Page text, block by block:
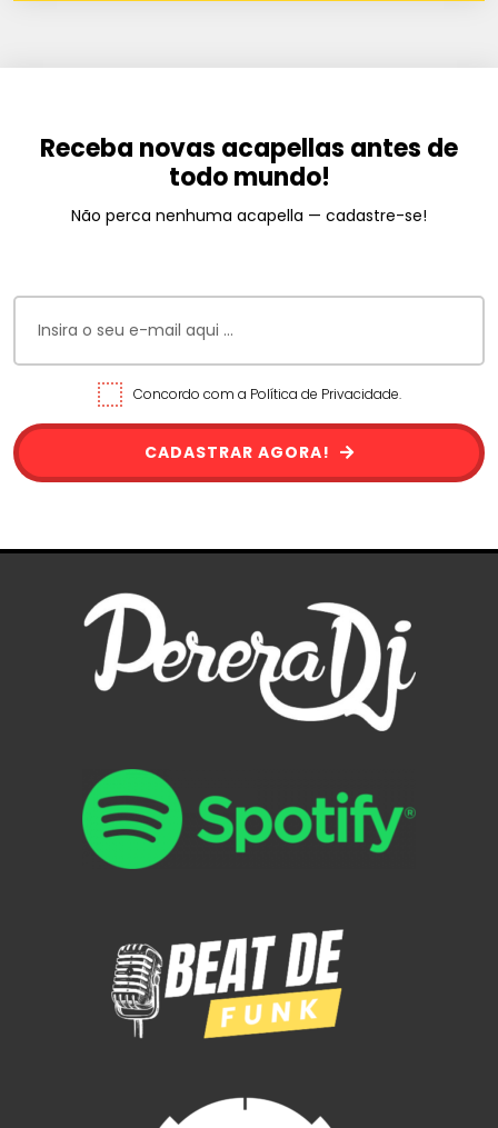
Receba novas acapellas antes de
todo mundo!
Não perca nenhuma acapella — cadastre-se!
Concordo com a Política de Privacidade.
CADASTRAR AGORA!